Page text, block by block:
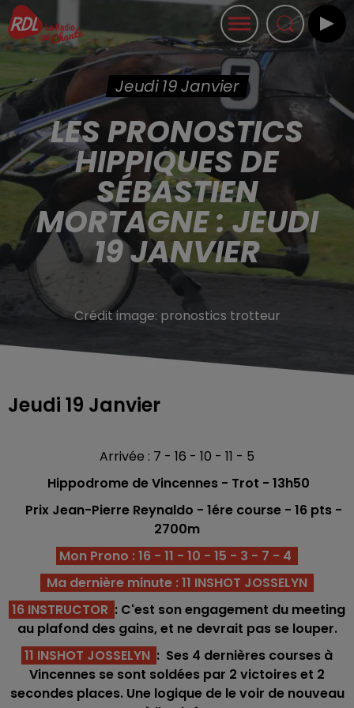
Jeudi 19 Janvier
LES PRONOSTICS
HIPPIQUES DE
SÉBASTIEN
MORTAGNE : JEUDI
19 JANVIER
Crédit image: pronostics trotteur
Jeudi 19 Janvier
Arrivée : 7 - 16 - 10 - 11 - 5
Hippodrome de Vincennes - Trot - 13h50
Prix Jean-Pierre Reynaldo - 1ére course - 16 pts -
2700m
Mon Prono : 16 - 11 - 10 - 15 - 3 - 7 - 4
Ma dernière minute : 11 INSHOT JOSSELYN
16 INSTRUCTOR : C'est son engagement du meeting
au plafond des gains, et ne devrait pas se louper.
11 INSHOT JOSSELYN : Ses 4 dernières courses à
Vincennes se sont soldées par 2 victoires et 2
secondes places. Une logique de le voir de nouveau